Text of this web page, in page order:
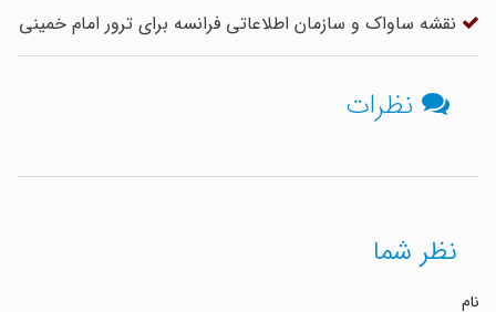
نقشه ساواک و سازمان اطلاعاتی فرانسه برای ترور امام خمینی
نظرات
نظر شما